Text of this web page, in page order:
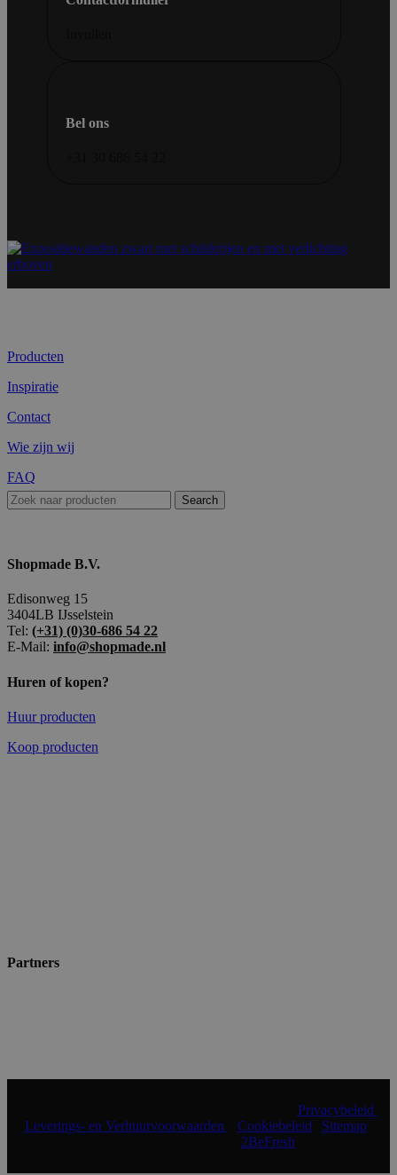
Bel ons
Producten
Inspiratie
Contact
Wie zijn wij
FAQ
Search
Shopmade B.V.
Edisonweg 15
3404LB IJsselstein
Tel: (+31) (0)30-686 54 22
E-Mail: info@shopmade.nl
Huren of kopen?
Huur producten
Koop producten
Partners
Privacybeleid
Leverings- en Verhuurvoorwaarden
Cookiebeleid Sitemap|
2BeFresh